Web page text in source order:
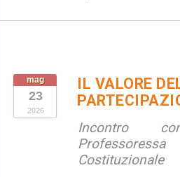
mag
23
2026
IL VALORE
Incontro
Costituzionale